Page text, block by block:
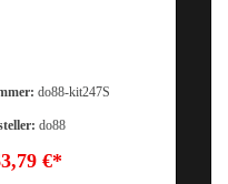
do88-kit247S
do88
€*